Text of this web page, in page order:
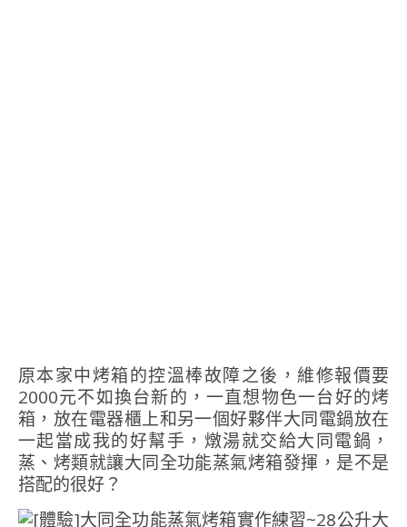
原本家中烤箱的控溫棒故障之後，維修報價要
2000元不如換台新的，一直想物色一台好的烤
箱，放在電器櫃上和另一個好夥伴大同電鍋放在
一起當成我的好幫手，燉湯就交給大同電鍋，
蒸、烤類就讓大同全功能蒸氣烤箱發揮，是不是
搭配的很好？